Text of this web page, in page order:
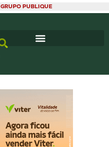
GRUPO PUBLIQUE